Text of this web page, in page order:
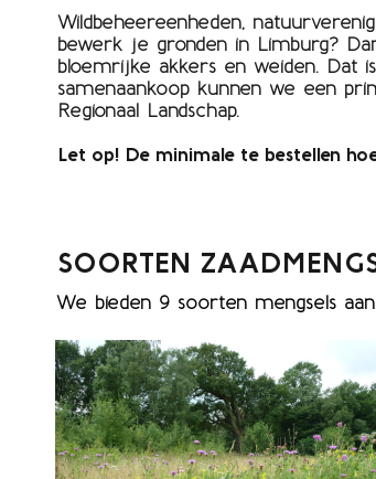
Wildbeheereenheden,
bewerk je gronden in Limburg?
bloemrijke akkers en weiden. Dat
samenaankoop kunnen we een
Regionaal Landschap.
Let op! De minimale te bestellen
SOORTEN
We bieden 9 soorten mengsels